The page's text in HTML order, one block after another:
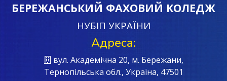
БЕРЕЖАНСЬКИЙ ФАХОВИЙ КОЛЕДЖ
НУБІП УКРАЇНИ
Адреса:
вул. Академічна 20, м. Бережани,
Тернопільська обл., Україна, 47501